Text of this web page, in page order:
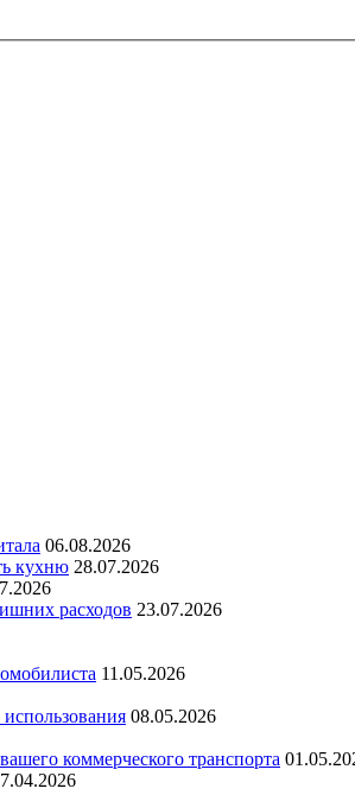
06.08.2026
кухню 28.07.2026
расходов 23.07.2026
11.05.2026
08.05.2026
коммерческого транспорта